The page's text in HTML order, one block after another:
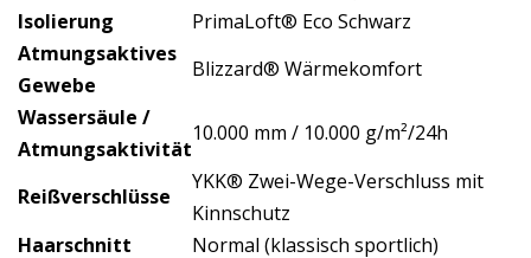
Isolierung
PrimaLoft® Eco Schwarz
Atmungsaktives
Gewebe
Blizzard® Wärmekomfort
Wassersäule /
Atmungsaktivität
10.000 mm / 10.000 g/m²/24h
Reißverschlüsse
YKK® Zwei-Wege-Verschluss mit
Kinnschutz
Haarschnitt
Normal (klassisch sportlich)